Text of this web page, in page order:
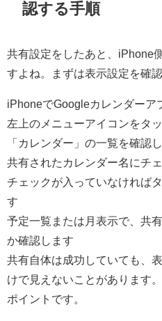
認する手順
共有設定をしたあと、iPhone
すよね。まずは表示設定を確認
iPhoneでGoogleカレンダーア
左上のメニューアイコンをタ
「カレンダー」の一覧を確認
共有されたカレンダー名にチ
チェックが入っていなければ
す
予定一覧または月表示で、共
か確認します
共有自体は成功していても、
けで見えないことがあります
ポイントです。